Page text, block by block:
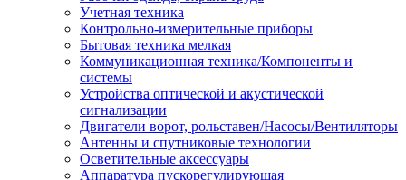
Учетная техника
Контрольно-измерительные приборы
Бытовая техника мелкая
Коммуникационная техника/Компоненты и
системы
Устройства оптической и акустической
сигнализации
Двигатели ворот, рольставен/Насосы/Вентиляторы
Антенны и спутниковые технологии
Осветительные аксессуары
Аппаратура пускорегулирующая